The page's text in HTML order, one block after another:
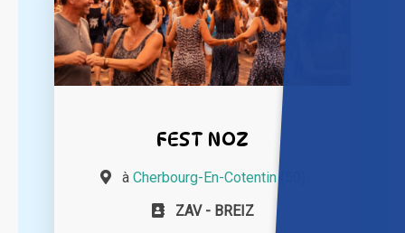
FEST NOZ
à Cherbourg-En-Cotentin (50)
ZAV - BREIZ